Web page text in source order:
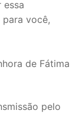
essa
você,
de Fátima
pelo